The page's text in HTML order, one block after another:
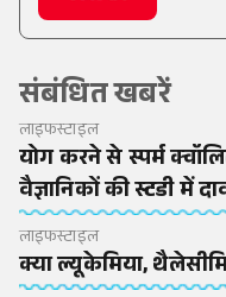
संबंधित खबरें
लाइफस्टाइल
योग करने से स्पर्म
वैज्ञानिकों की स्टडी में
लाइफस्टाइल
क्या ल्यूकेमिया,